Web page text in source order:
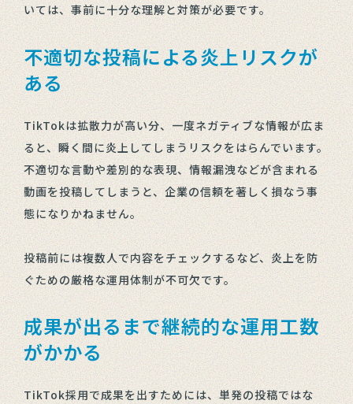
いては、事前に十分な理解と対策が必要です。
不適切な投稿による炎上リスクが
ある
TikTokは拡散力が高い分、一度ネガティブな情報が広ま
ると、瞬く間に炎上してしまうリスクをはらんでいます。
不適切な言動や差別的な表現、情報漏洩などが含まれる
動画を投稿してしまうと、企業の信頼を著しく損なう事
態になりかねません。
投稿前には複数人で内容をチェックするなど、炎上を防
ぐための厳格な運用体制が不可欠です。
成果が出るまで継続的な運用工数
がかかる
TikTok採用で成果を出すためには、単発の投稿ではな